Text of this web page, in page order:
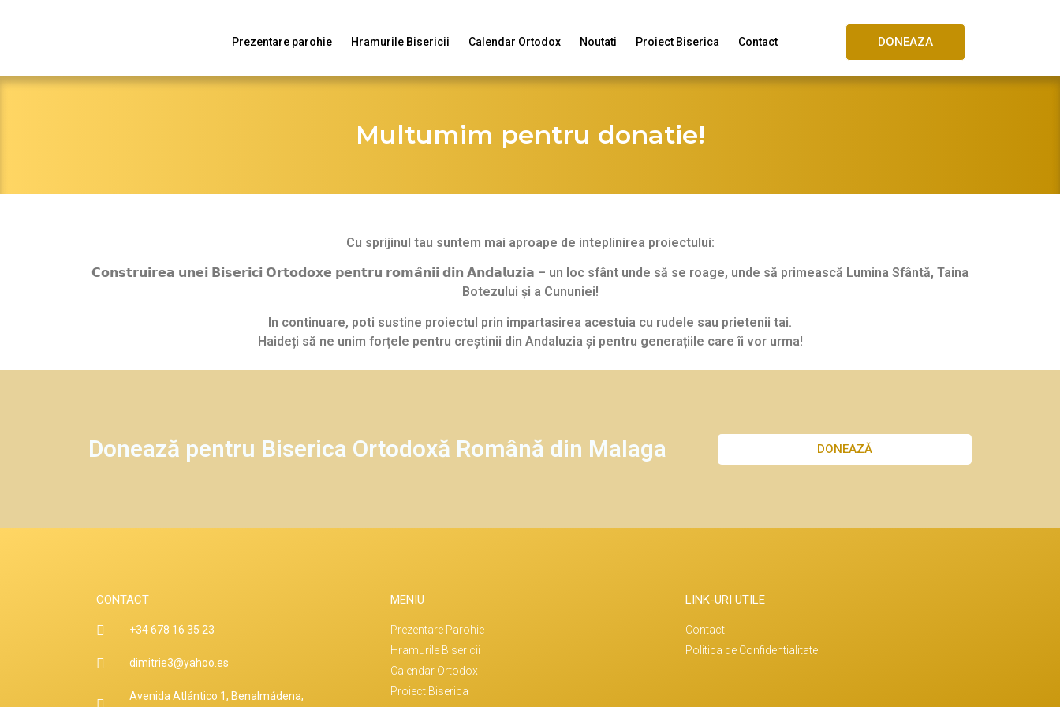
Prezentare parohie Hramurile Bisericii Calendar Ortodox Noutati Proiect Biserica Contact DONEAZA
Multumim pentru donatie!
Cu sprijinul tau suntem mai aproape de inteplinirea proiectului:
𝗖𝗼𝗻𝘀𝘁𝗿𝘂𝗶𝗿𝗲𝗮 𝘂𝗻𝗲𝗶 𝗕𝗶𝘀𝗲𝗿𝗶𝗰𝗶 𝗢𝗿𝘁𝗼𝗱𝗼𝘅𝗲 𝗽𝗲𝗻𝘁𝗿𝘂 𝗿𝗼𝗺𝗮̂𝗻𝗶𝗶 𝗱𝗶𝗻 𝗔𝗻𝗱𝗮𝗹𝘂𝘇𝗶𝗮 – un loc sfânt unde să se roage, unde să primească Lumina Sfântă, Taina
Botezului și a Cununiei!
In continuare, poti sustine proiectul prin impartasirea acestuia cu rudele sau prietenii tai.
Haideți să ne unim forțele pentru creștinii din Andaluzia și pentru generațiile care îi vor urma!
Donează pentru Biserica Ortodoxă Română din Malaga DONEAZĂ
CONTACT
+34 678 16 35 23
dimitrie3@yahoo.es
Avenida Atlántico 1, Benalmádena,
MENIU
Prezentare Parohie
Hramurile Bisericii
Calendar Ortodox
Proiect Biserica
LINK-URI UTILE
Contact
Politica de Confidentialitate